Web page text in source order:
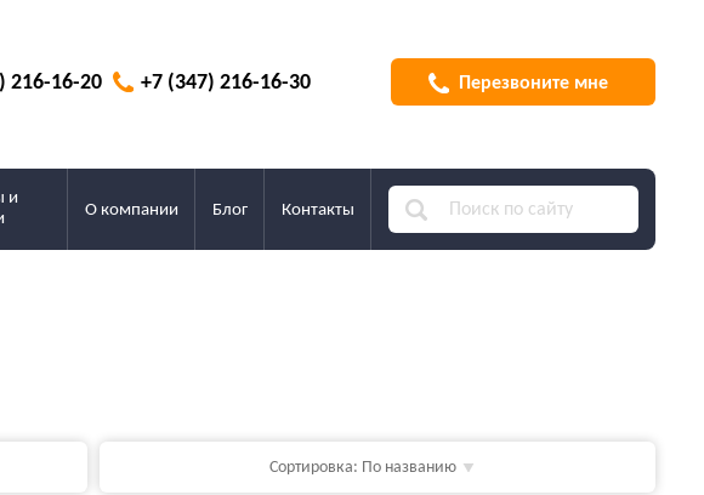
216-16-20 +7 (347) 216-16-30 Перезвоните мне
и
О компании Блог Контакты
Сортировка: По названию